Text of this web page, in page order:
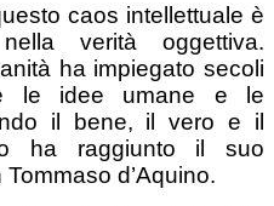
caos intellettuale è
verità oggettiva.
ha impiegato secoli
le idee umane e le
il bene, il vero e il
ha raggiunto il suo
d’Aquino.